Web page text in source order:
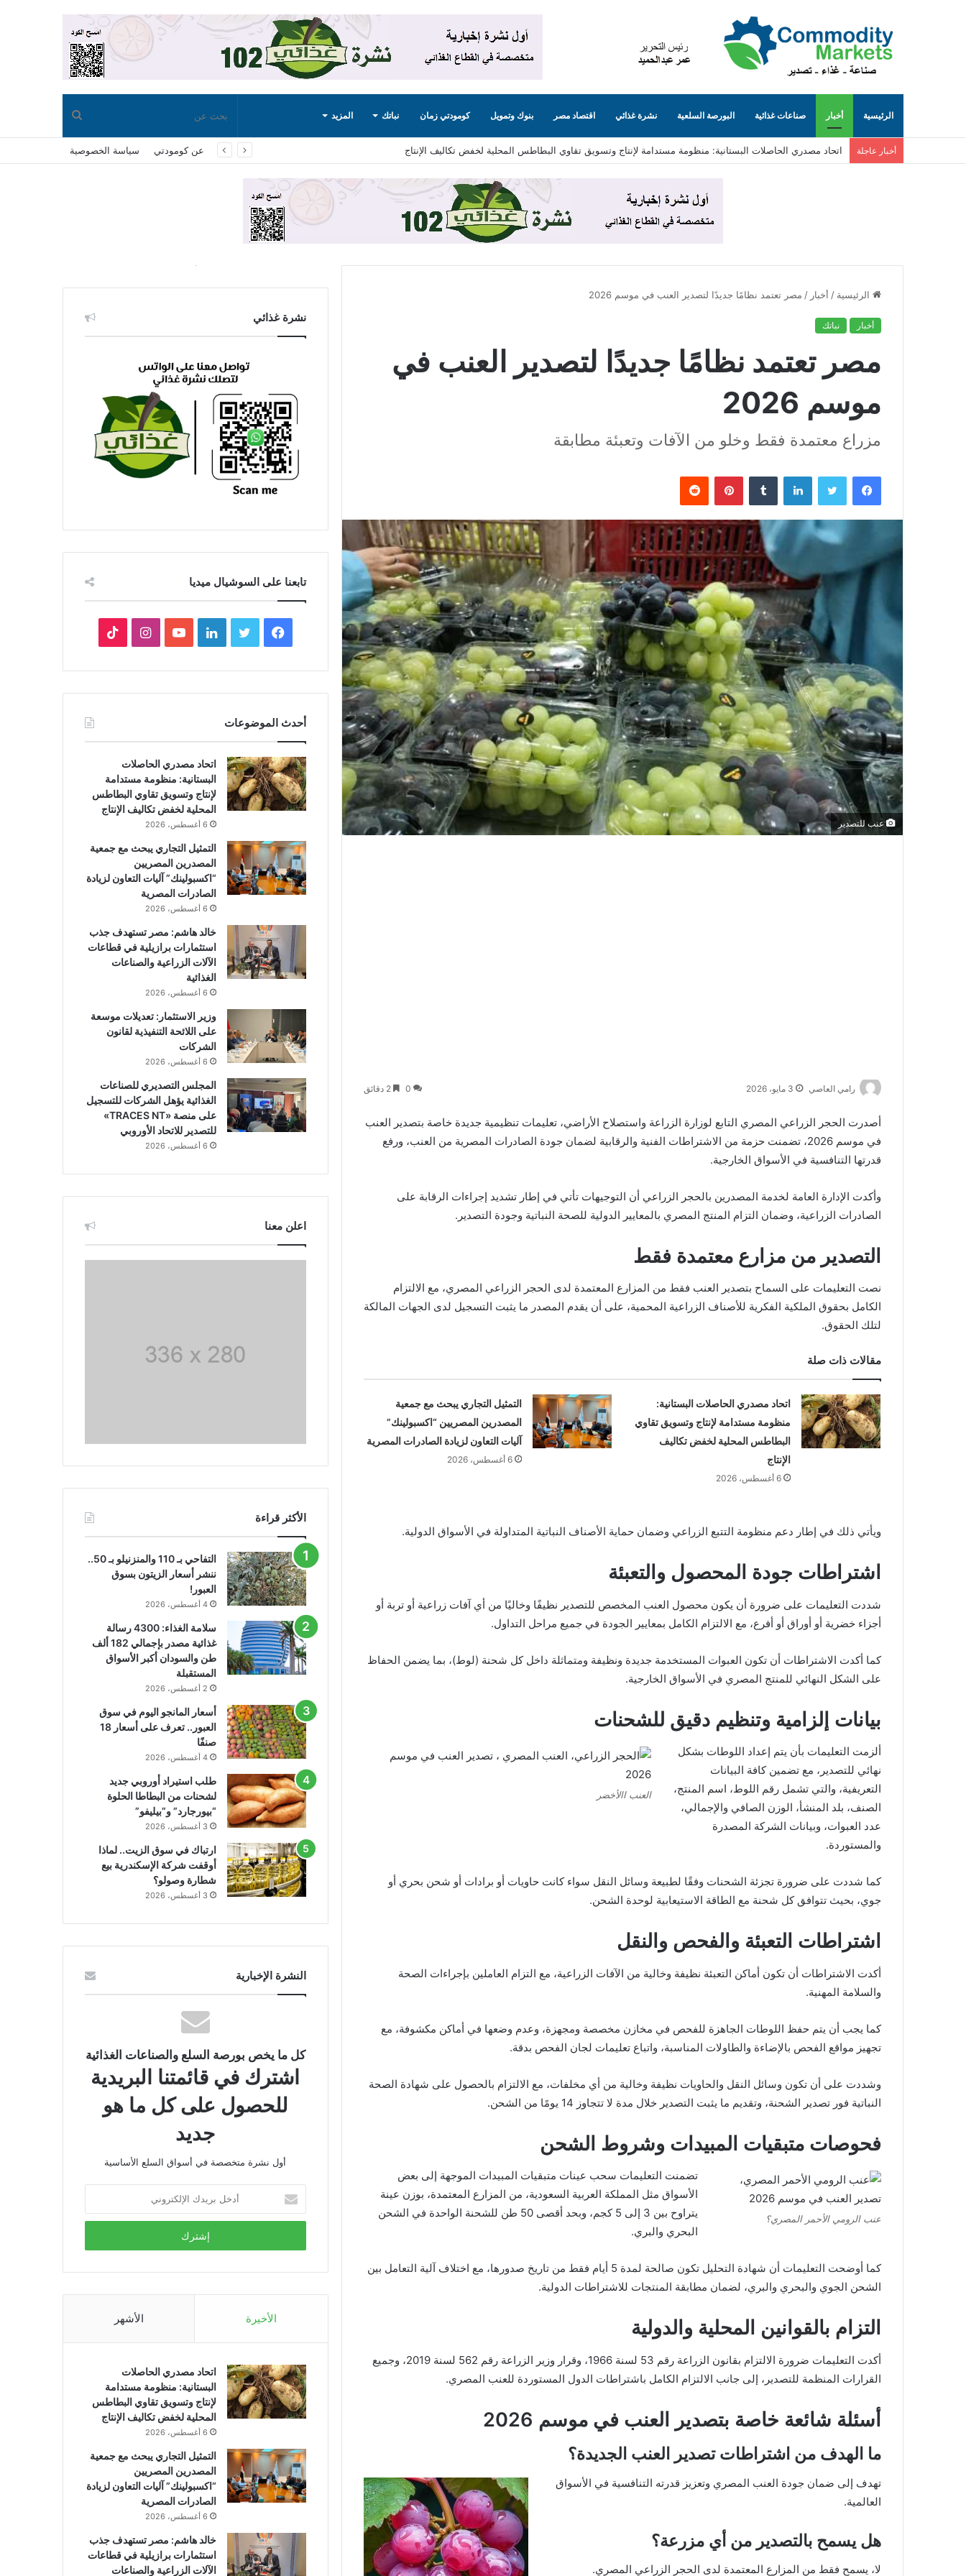
الرئيسية أخبار صناعات غذائية البورصة السلعية نشرة غذائي اقتصاد مصر بنوك وتمويل كومودتي زمان نباتك المزيد بحث
عن
أخبار عاجلة اتحاد مصدري الحاصلات البستانية: منظومة مستدامة لإنتاج وتسويق تقاوي البطاطس المحلية لخفض تكاليف الإنتاج عن كومودتي سياسة الخصوصية
الرئيسية / أخبار / مصر تعتمد نظامًا جديدًا لتصدير العنب في موسم 2026
أخبار نباتك
مصر تعتمد نظامًا جديدًا لتصدير العنب في
موسم 2026
مزراع معتمدة فقط وخلو من الآفات وتعبئة مطابقة
فيسبوك تويتر لينكدإن بينتيريست
عنب للتصدير
رامي العاصي 3 مايو، 2026 0
أصدرت الحجر الزراعي المصري التابع لوزارة الزراعة واستصلاح الأراضي، تعليمات تنظيمية جديدة خاصة بتصدير العنب
في موسم 2026، تضمنت حزمة من الاشتراطات الفنية والرقابية لضمان جودة الصادرات المصرية من العنب، ورفع
قدرتها التنافسية في الأسواق الخارجية.
وأكدت الإدارة العامة لخدمة المصدرين بالحجر الزراعي أن التوجيهات تأتي في إطار تشديد إجراءات الرقابة على
الصادرات الزراعية، وضمان التزام المنتج المصري بالمعايير الدولية للصحة النباتية وجودة التصدير.
التصدير من مزارع معتمدة فقط
نصت التعليمات على السماح بتصدير العنب فقط من المزارع المعتمدة لدى الحجر الزراعي المصري، مع الالتزام
الكامل بحقوق الملكية الفكرية للأصناف الزراعية المحمية، على أن يقدم المصدر ما يثبت التسجيل لدى الجهات المالكة
لتلك الحقوق.
مقالات ذات صلة
اتحاد مصدري الحاصلات البستانية:
منظومة مستدامة لإنتاج وتسويق تقاوي
البطاطس المحلية لخفض تكاليف
الإنتاج
6 أغسطس، 2026
التمثيل التجاري يبحث مع جمعية
المصدرين المصريين “اكسبولينك”
آليات التعاون لزيادة الصادرات المصرية
6 أغسطس، 2026
ويأتي ذلك في إطار دعم منظومة التتبع الزراعي وضمان حماية الأصناف النباتية المتداولة في الأسواق الدولية.
اشتراطات جودة المحصول والتعبئة
شددت التعليمات على ضرورة أن يكون محصول العنب المخصص للتصدير نظيفًا وخاليًا من أي آفات زراعية أو تربة أو
أجزاء خضرية أو أوراق أو أفرع، مع الالتزام الكامل بمعايير الجودة في جميع مراحل التداول.
كما أكدت الاشتراطات أن تكون العبوات المستخدمة جديدة ونظيفة ومتماثلة داخل كل شحنة (لوط)، بما يضمن الحفاظ
على الشكل النهائي للمنتج المصري في الأسواق الخارجية.
بيانات إلزامية وتنظيم دقيق للشحنات
العنب االأخضر
ألزمت التعليمات بأن يتم إعداد اللوطات بشكل
نهائي للتصدير، مع تضمين كافة البيانات
التعريفية، والتي تشمل رقم اللوط، اسم المنتج،
الصنف، بلد المنشأ، الوزن الصافي والإجمالي،
عدد العبوات، وبيانات الشركة المصدرة
والمستوردة.
كما شددت على ضرورة تجزئة الشحنات وفقًا لطبيعة وسائل النقل سواء كانت حاويات أو برادات أو شحن بحري أو
جوي، بحيث تتوافق كل شحنة مع الطاقة الاستيعابية لوحدة الشحن.
اشتراطات التعبئة والفحص والنقل
أكدت الاشتراطات أن تكون أماكن التعبئة نظيفة وخالية من الآفات الزراعية، مع التزام العاملين بإجراءات الصحة
والسلامة المهنية.
كما يجب أن يتم حفظ اللوطات الجاهزة للفحص في مخازن مخصصة ومجهزة، وعدم وضعها في أماكن مكشوفة، مع
تجهيز مواقع الفحص بالإضاءة والطاولات المناسبة، واتباع تعليمات لجان الفحص بدقة.
وشددت على أن تكون وسائل النقل والحاويات نظيفة وخالية من أي مخلفات، مع الالتزام بالحصول على شهادة الصحة
النباتية فور تصدير الشحنة، وتقديم ما يثبت التصدير خلال مدة لا تتجاوز 14 يومًا من الشحن.
فحوصات متبقيات المبيدات وشروط الشحن
عنب الرومي الأحمر المصري؟
تضمنت التعليمات سحب عينات متبقيات المبيدات الموجهة إلى بعض
الأسواق مثل المملكة العربية السعودية، من المزارع المعتمدة، بوزن عينة
يتراوح بين 3 إلى 5 كجم، وبحد أقصى 50 طن للشحنة الواحدة في الشحن
البحري والبري.
كما أوضحت التعليمات أن شهادة التحليل تكون صالحة لمدة 5 أيام فقط من تاريخ صدورها، مع اختلاف آلية التعامل بين
الشحن الجوي والبحري والبري، لضمان مطابقة المنتجات للاشتراطات الدولية.
التزام بالقوانين المحلية والدولية
أكدت التعليمات ضرورة الالتزام بقانون الزراعة رقم 53 لسنة 1966، وقرار وزير الزراعة رقم 562 لسنة 2019، وجميع
القرارات المنظمة للتصدير، إلى جانب الالتزام الكامل باشتراطات الدول المستوردة للعنب المصري.
أسئلة شائعة خاصة بتصدير العنب في موسم 2026
ما الهدف من اشتراطات تصدير العنب الجديدة؟
تهدف إلى ضمان جودة العنب المصري وتعزيز قدرته التنافسية في الأسواق
العالمية.
هل يسمح بالتصدير من أي مزرعة؟
لا، يسمح فقط من المزارع المعتمدة لدى الحجر الزراعي المصري.
نشرة غذائي
تابعنا على السوشيال ميديا
فيسبوكتويتر لينكدإنيوتيوبانستقرام
أحدث الموضوعات
اتحاد مصدري الحاصلات
البستانية: منظومة مستدامة
لإنتاج وتسويق تقاوي البطاطس
المحلية لخفض تكاليف الإنتاج
6 أغسطس، 2026
التمثيل التجاري يبحث مع جمعية
المصدرين المصريين
“اكسبولينك” آليات التعاون لزيادة
الصادرات المصرية
6 أغسطس، 2026
خالد هاشم: مصر تستهدف جذب
استثمارات برازيلية في قطاعات
الآلات الزراعية والصناعات
الغذائية
6 أغسطس، 2026
وزير الاستثمار: تعديلات موسعة
على اللائحة التنفيذية لقانون
الشركات
6 أغسطس، 2026
المجلس التصديري للصناعات
الغذائية يؤهل الشركات للتسجيل
على منصة «TRACES NT»
للتصدير للاتحاد الأوروبي
6 أغسطس، 2026
اعلن معنا
الأكثر قراءة
التفاحي بـ 110 والمنزنيلو بـ 50..
ننشر أسعار الزيتون بسوق
العبور!
4 أغسطس، 2026
سلامة الغذاء: 4300 رسالة
غذائية مصدر بإجمالي 182 ألف
طن والسودان أكبر الأسواق
المستقبلة
2 أغسطس، 2026
أسعار المانجو اليوم في سوق
العبور.. تعرف على أسعار 18
صنفًا
4 أغسطس، 2026
طلب استيراد أوروبي جديد
لشحنات من البطاطا الحلوة
“بيورجارد” و”بيليفو”
3 أغسطس، 2026
ارتباك في سوق الزيت.. لماذا
أوقفت شركة الإسكندرية بيع
شطارة وصولو؟
3 أغسطس، 2026
النشرة الإخبارية
كل ما يخص بورصة السلع والصناعات الغذائية
اشترك في قائمتنا البريدية
للحصول على كل ما هو
جديد
أول نشرة متخصصة في أسواق السلع الأساسية
بريدك
الإلكتروني
الأخيرة الأشهر
اتحاد مصدري الحاصلات
البستانية: منظومة مستدامة
لإنتاج وتسويق تقاوي البطاطس
المحلية لخفض تكاليف الإنتاج
6 أغسطس، 2026
التمثيل التجاري يبحث مع جمعية
المصدرين المصريين
“اكسبولينك” آليات التعاون لزيادة
الصادرات المصرية
6 أغسطس، 2026
خالد هاشم: مصر تستهدف جذب
استثمارات برازيلية في قطاعات
الآلات الزراعية والصناعات